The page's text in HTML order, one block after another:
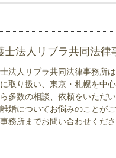
士法人リブラ共同法律
法人リブラ共同法律事務所
取り扱い、東京・札幌を中
多数の相談、依頼をいただ
婚についてお悩みのことが
務所までお問い合わせくださ